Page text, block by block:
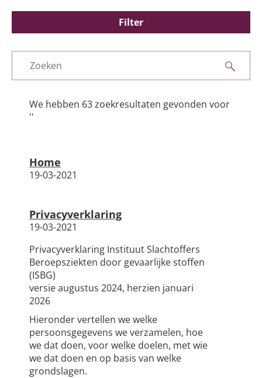
Silicose
Very Brief Work Advice
Bestellen informatiemateriaal
Filter
Nieuws
Zoeken
We hebben 63 zoekresultaten gevonden voor
''
Home
19-03-2021
Privacyverklaring
19-03-2021
Privacyverklaring Instituut Slachtoffers
Beroepsziekten door gevaarlijke stoffen
(ISBG)
versie augustus 2024, herzien januari
2026
Hieronder vertellen we welke
persoonsgegevens we verzamelen, hoe
we dat doen, voor welke doelen, met wie
we dat doen en op basis van welke
grondslagen.